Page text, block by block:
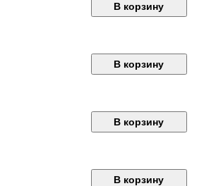
В корзину
В корзину
В корзину
В корзину